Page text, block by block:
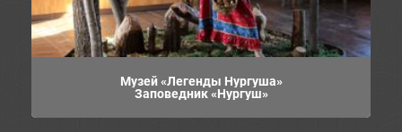
Музей «Легенды Нургуша»
Заповедник «Нургуш»